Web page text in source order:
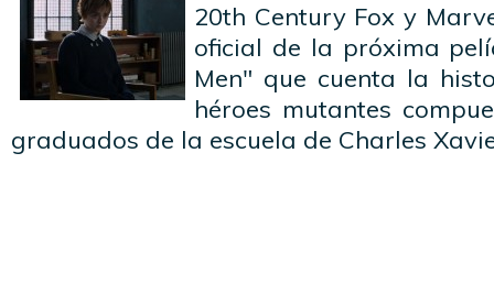
20th Century Fox y
oficial de la próxima
Men" que cuenta la
héroes mutantes
graduados de la escuela de Charles